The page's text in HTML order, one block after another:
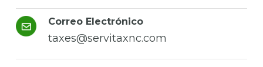
Correo Electrónico
taxes@servitaxnc.com